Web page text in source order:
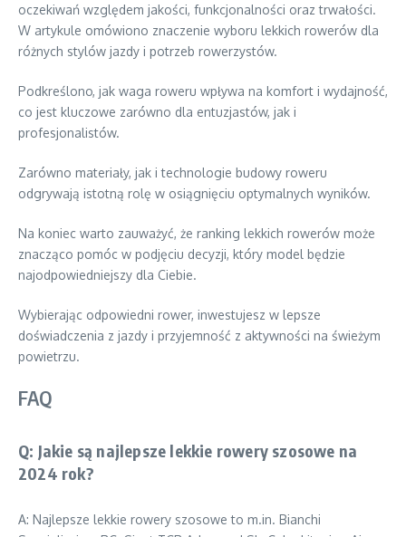
oczekiwań względem jakości, funkcjonalności oraz trwałości.
W artykule omówiono znaczenie wyboru lekkich rowerów dla
różnych stylów jazdy i potrzeb rowerzystów.
Podkreślono, jak waga roweru wpływa na komfort i wydajność,
co jest kluczowe zarówno dla entuzjastów, jak i
profesjonalistów.
Zarówno materiały, jak i technologie budowy roweru
odgrywają istotną rolę w osiągnięciu optymalnych wyników.
Na koniec warto zauważyć, że ranking lekkich rowerów może
znacząco pomóc w podjęciu decyzji, który model będzie
najodpowiedniejszy dla Ciebie.
Wybierając odpowiedni rower, inwestujesz w lepsze
doświadczenia z jazdy i przyjemność z aktywności na świeżym
powietrzu.
FAQ
Q: Jakie są najlepsze lekkie rowery szosowe na
2024 rok?
A: Najlepsze lekkie rowery szosowe to m.in. Bianchi